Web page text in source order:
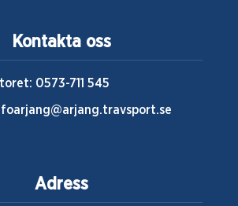
Kontakta oss
0573-711 545
Adress